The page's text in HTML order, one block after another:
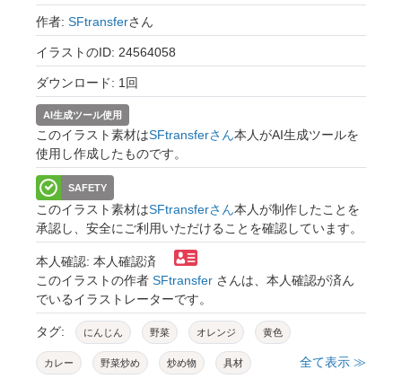
作者: SFtransferさん
イラストのID: 24564058
ダウンロード: 1回
AI生成ツール使用
このイラスト素材はSFtransferさん本人がAI生成ツールを
使用し作成したものです。
SAFETY
このイラスト素材はSFtransferさん本人が制作したことを
承認し、安全にご利用いただけることを確認しています。
本人確認: 本人確認済
このイラストの作者 SFtransfer さんは、本人確認が済ん
でいるイラストレーターです。
タグ: にんじん 野菜 オレンジ 黄色
カレー 野菜炒め 炒め物 具材 全て表示 ≫